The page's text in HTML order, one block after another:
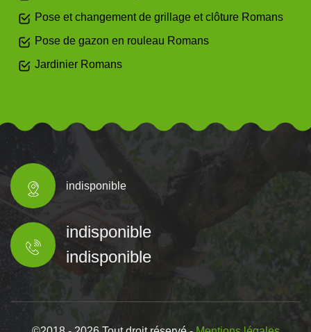
Pose et changement de grillage et clôture Romans
Pose de gazon en rouleau Romans
Jardinier Romans
indisponible
indisponible
indisponible